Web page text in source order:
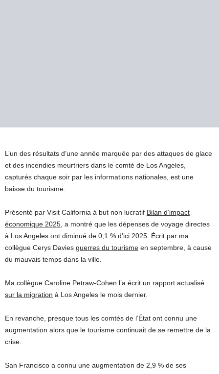
L’un des résultats d’une année marquée par des attaques de glace
et des incendies meurtriers dans le comté de Los Angeles,
capturés chaque soir par les informations nationales, est une
baisse du tourisme.
Présenté par Visit California à but non lucratif Bilan d’impact
économique 2025, a montré que les dépenses de voyage directes
à Los Angeles ont diminué de 0,1 % d’ici 2025. Écrit par ma
collègue Cerys Davies guerres du tourisme en septembre, à cause
du mauvais temps dans la ville.
Ma collègue Caroline Petraw-Cohen l’a écrit un rapport actualisé
sur la migration à Los Angeles le mois dernier.
En revanche, presque tous les comtés de l’État ont connu une
augmentation alors que le tourisme continuait de se remettre de la
crise.
San Francisco a connu une augmentation de 2,9 % de ses